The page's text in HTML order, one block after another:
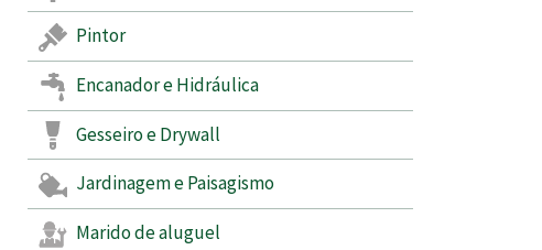
Pintor
Encanador e Hidráulica
Gesseiro e Drywall
Jardinagem e Paisagismo
Marido de aluguel